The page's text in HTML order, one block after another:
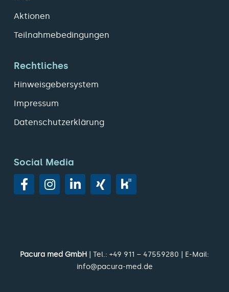
Aktionen
Teilnahmebedingungen
Rechtliches
Hinweisgebersystem
Impressum
Datenschutzerklärung
Social Media
Pacura med GmbH | Tel.: +49 911 – 47559280 | E-Mail:
info@pacura-med.de